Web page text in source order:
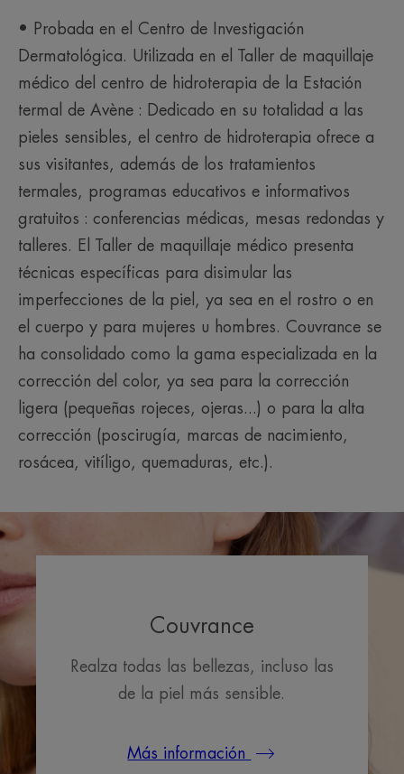
• Probada en el Centro de Investigación
Dermatológica. Utilizada en el Taller de maquillaje
médico del centro de hidroterapia de la Estación
termal de Avène : Dedicado en su totalidad a las
pieles sensibles, el centro de hidroterapia ofrece a
sus visitantes, además de los tratamientos
termales, programas educativos e informativos
gratuitos : conferencias médicas, mesas redondas y
talleres. El Taller de maquillaje médico presenta
técnicas específicas para disimular las
imperfecciones de la piel, ya sea en el rostro o en
el cuerpo y para mujeres u hombres. Couvrance se
ha consolidado como la gama especializada en la
corrección del color, ya sea para la corrección
ligera (pequeñas rojeces, ojeras...) o para la alta
corrección (poscirugía, marcas de nacimiento,
rosácea, vitíligo, quemaduras, etc.).
Couvrance
Realza todas las bellezas, incluso las
de la piel más sensible.
Más información